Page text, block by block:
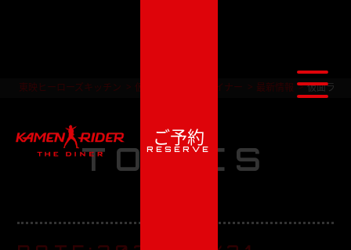
ご予約
RESERVE
東映ヒーローズキッチン 仮面ライダー ザ ダイナー 最新情報 仮面ライ
最新情報
TOPICS